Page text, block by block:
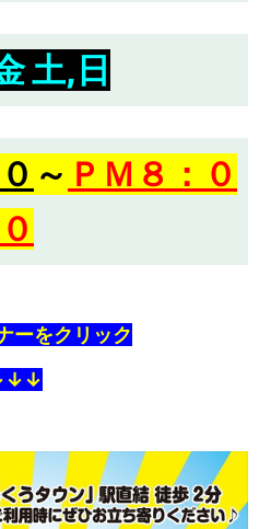
土,日
～ ＰＭ８：０
０
ーをクリック